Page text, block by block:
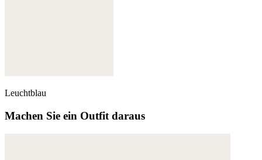
Leuchtblau
Machen Sie ein Outfit daraus